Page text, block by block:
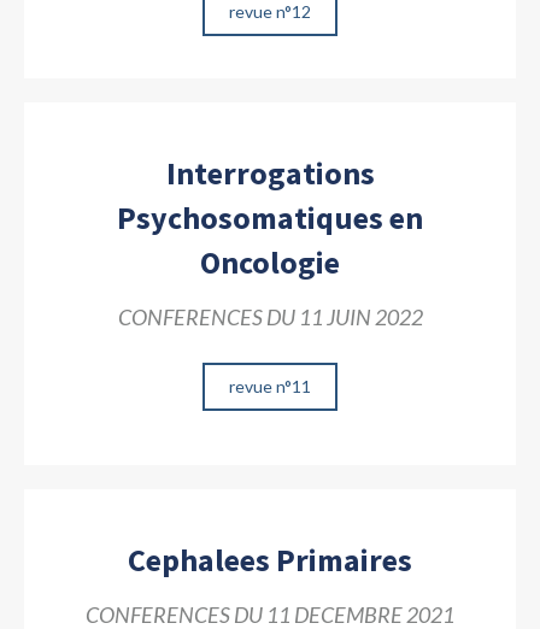
revue n°12
Interrogations
Psychosomatiques en
Oncologie
CONFERENCES DU 11 JUIN 2022
revue n°11
Cephalees Primaires
CONFERENCES DU 11 DECEMBRE 2021